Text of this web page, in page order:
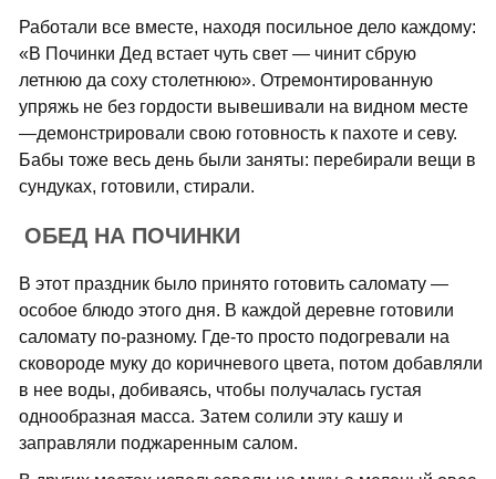
Работали все вместе, находя посильное дело каждому:
«В Починки Дед встает чуть свет — чинит сбрую
летнюю да соху столетнюю». Отремонтированную
упряжь не без гордости вывешивали на видном месте
—демонстрировали свою готовность к пахоте и севу.
Бабы тоже весь день были заняты: перебирали вещи в
сундуках, готовили, стирали.
ОБЕД НА ПОЧИНКИ
В этот праздник было принято готовить саломату —
особое блюдо этого дня. В каждой деревне готовили
саломату по-разному. Где-то просто подогревали на
сковороде муку до коричневого цвета, потом добавляли
в нее воды, добиваясь, чтобы получалась густая
однообразная масса. Затем солили эту кашу и
заправляли поджаренным салом.